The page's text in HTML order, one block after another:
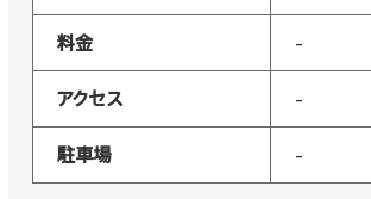
料金 -
アクセス -
駐車場 -